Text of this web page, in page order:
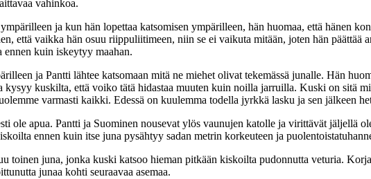
vahinkoa.
ympärilleen ja kun hän lopettaa katsomisen ympärilleen, hän huomaa, että hänen
että vaikka hän osuu riippuliitimeen, niin se ei vaikuta mitään, joten hän
kuin iskeytyy maahan.
ja Pantti lähtee katsomaan mitä ne miehet olivat tekemässä junalle. Hän
kuskilta, että voiko tätä hidastaa muuten kuin noilla jarruilla. Kuski on sitä
varmasti kaikki. Edessä on kuulemma todella jyrkkä lasku ja sen jälkeen
ole apua. Pantti ja Suominen nousevat ylös vaunujen katolle ja virittävät jäljellä
ennen kuin itse juna pysähtyy sadan metrin korkeuteen ja
toinen juna, jonka kuski katsoo hieman pitkään kiskoilta pudonnutta veturia.
junaa kohti seuraavaa asemaa.